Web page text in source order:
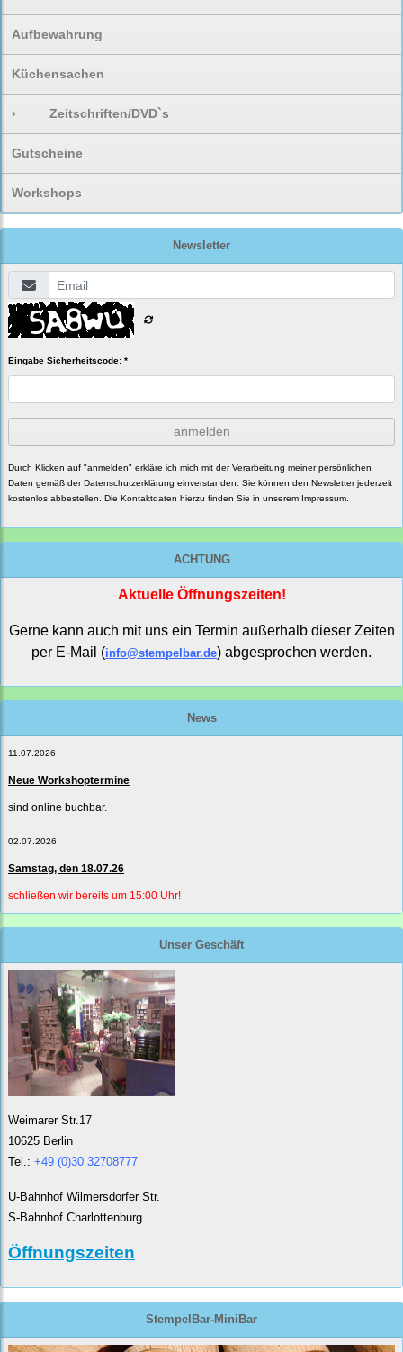
Aufbewahrung
Küchensachen
› Zeitschriften/DVD`s
Gutscheine
Workshops
Newsletter
Eingabe Sicherheitscode: *
anmelden
Durch Klicken auf "anmelden" erkläre ich mich mit der Verarbeitung meiner persönlichen
Daten gemäß der Datenschutzerklärung einverstanden. Sie können den Newsletter jederzeit
kostenlos abbestellen. Die Kontaktdaten hierzu finden Sie in unserem Impressum.
ACHTUNG
Aktuelle Öffnungszeiten!
Gerne kann auch mit uns ein Termin außerhalb dieser Zeiten
per E-Mail (info@stempelbar.de) abgesprochen werden.
News
11.07.2026
Neue Workshoptermine
sind online buchbar.
02.07.2026
Samstag, den 18.07.26
schließen wir bereits um 15:00 Uhr!
Unser Geschäft
Weimarer Str.17
10625 Berlin
Tel.: +49 (0)30 32708777
U-Bahnhof Wilmersdorfer Str.
S-Bahnhof Charlottenburg
Öffnungszeiten
StempelBar-MiniBar